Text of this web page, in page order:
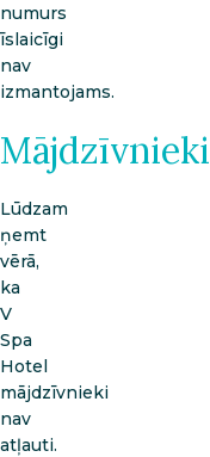
numurs
īslaicīgi
nav
izmantojams.
Mājdzīvnieki
Lūdzam
ņemt
vērā,
ka
V
Spa
Hotel
mājdzīvnieki
nav
atļauti.